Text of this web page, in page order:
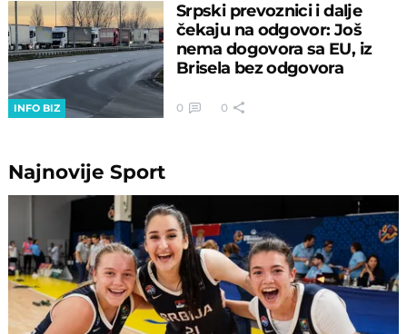
INFO BIZ
Srpski prevoznici i dalje
čekaju na odgovor: Još
nema dogovora sa EU, iz
Brisela bez odgovora
0 0
NajnovijeSport